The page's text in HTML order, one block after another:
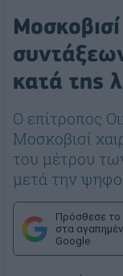
κατά της
Ο επίτροπος
Μοσκοβισί
του μέτρου
μετά την
Πρόσθεσε το
στα
Google